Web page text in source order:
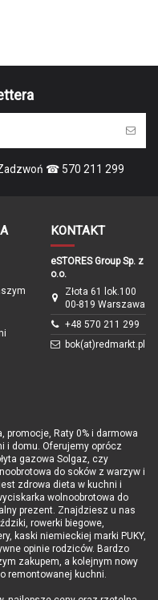
przód/V-brake tył
piasta SHIMANO Nexus
SHIMANO w piaście, przedni
LED ze światłem ciągłym,
tylne LED z funkcją światła
SKS zabezpieczone
(* bez pedałów i podpórki)
/ Polska
GmbH & Co. KG Fortuna Str. 11
Wülfrath Niemcyinfo@puky.de
/ z opcją darmowego
po rejestracji produktu
miesięcy
☎ 570 211 299
KONTAKT
eSTORES Group Sp. z
o.o.
Złota 61 lok.100
00-819 Warszawa
+48 570 211 299
bok(at)redmarkt.pl
promocje, Raty 0% i darmowa
i domu. Oferujemy oprócz
gazowa Solgaz, czy
do soków z warzyw i
zdrowa dieta w kuchni i
wolnoobrotowa do
prezent. Znajdziesz u nas
rowerki biegowe,
kaski niemieckiej marki PUKY,
opinie rodziców. Bardzo
zakupem, a kolejnym nowy
remontowanej kuchni.